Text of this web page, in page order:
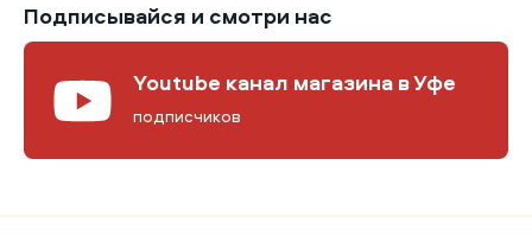
Подписывайся и смотри нас
Youtube канал магазина в Уфе
подписчиков